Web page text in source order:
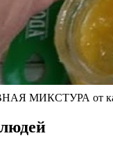
МИКСТУРА от